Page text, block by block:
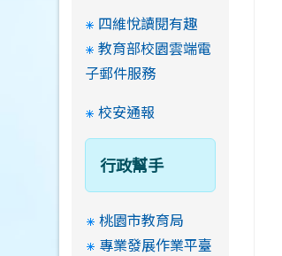
四維悅讀閱有趣
教育部校園雲端電
子郵件服務
校安通報
行政幫手
桃園市教育局
專業發展作業平臺